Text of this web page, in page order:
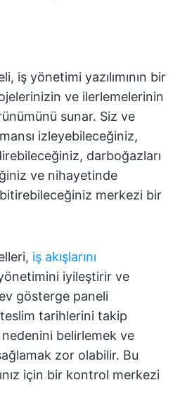
iş yönetimi yazılımının bir
ve ilerlemelerinin
sunar. Siz ve
izleyebileceğiniz,
darboğazları
ve nihayetinde
merkezi bir
iş akışlarını
iyileştirir ve
gösterge paneli
tarihlerini takip
belirlemek ve
zor olabilir. Bu
için bir kontrol merkezi